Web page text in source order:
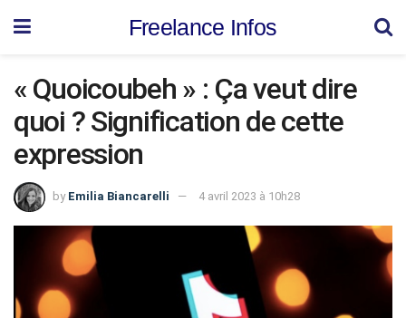
Freelance Infos
« Quoicoubeh » : Ça veut dire
quoi ? Signification de cette
expression
by Emilia Biancarelli 4 avril 2023 à 10h28